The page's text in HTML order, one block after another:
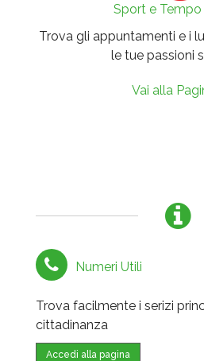
Sport e
Trova gli appuntamenti e i
le tue passioni
Vai alla
Numeri Utili
Trova facilmente i serizi
cittadinanza
Accedi alla pagina